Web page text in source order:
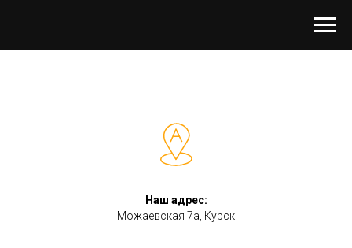
Наш адрес:
Можаевская 7а, Курск